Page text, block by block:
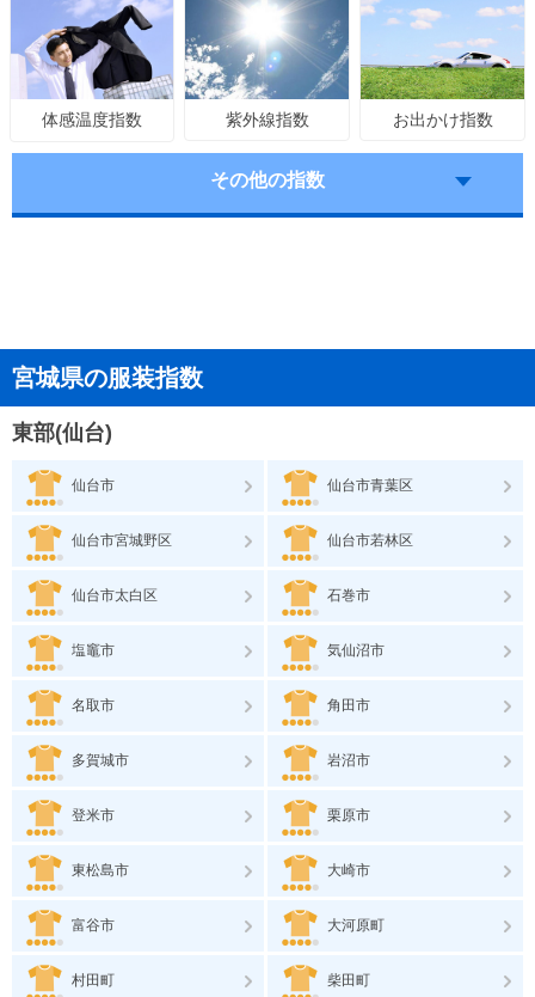
体感温度指数 紫外線指数 お出かけ指数
その他の指数
宮城県の服装指数
東部(仙台)
仙台市 仙台市青葉区
仙台市宮城野区 仙台市若林区
仙台市太白区 石巻市
塩竈市 気仙沼市
名取市 角田市
多賀城市 岩沼市
登米市 栗原市
東松島市 大崎市
富谷市 大河原町
村田町 柴田町